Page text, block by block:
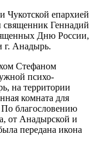
епархией
Геннадий
Дню России,
г. Анадырь.
Стефаном
психо-
на территории
комната для
благословению
от Анадырской и
передана икона